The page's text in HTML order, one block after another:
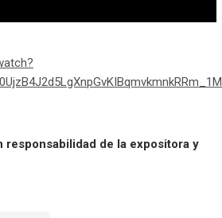
responsabilidad de la expositora y